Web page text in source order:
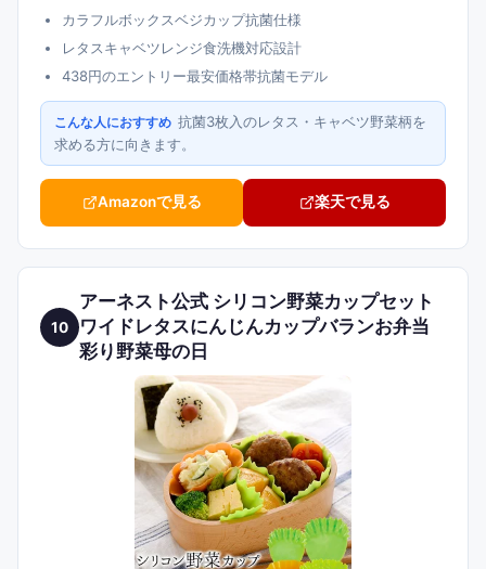
カラフルボックスベジカップ抗菌仕様
レタスキャベツレンジ食洗機対応設計
438円のエントリー最安価格帯抗菌モデル
こんな人におすすめ 抗菌3枚入のレタス・キャベツ野菜柄を
求める方に向きます。
Amazonで見る 楽天で見る
10
アーネスト公式 シリコン野菜カップセット
ワイドレタスにんじんカップバランお弁当
彩り野菜母の日